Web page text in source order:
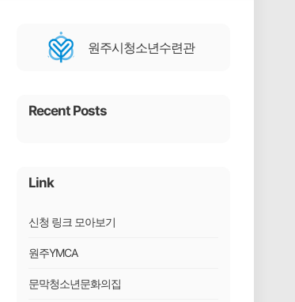
원주시청소년수련관
Recent Posts
Link
신청 링크 모아보기
원주YMCA
문막청소년문화의집